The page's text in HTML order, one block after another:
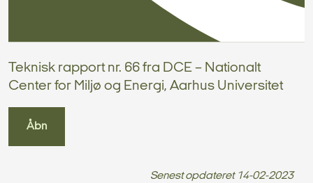
Teknisk rapport nr. 66 fra DCE – Nationalt
Center for Miljø og Energi, Aarhus Universitet
Åbn
Senest opdateret 14-02-2023